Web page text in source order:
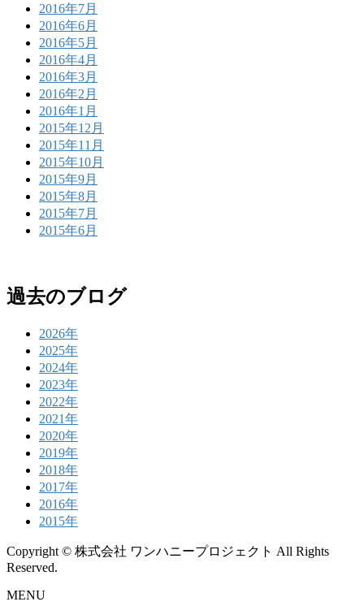
2016年7月
2016年6月
2016年5月
2016年4月
2016年3月
2016年2月
2016年1月
2015年12月
2015年11月
2015年10月
2015年9月
2015年8月
2015年7月
2015年6月
過去のブログ
2026年
2025年
2024年
2023年
2022年
2021年
2020年
2019年
2018年
2017年
2016年
2015年
Copyright © 株式会社 ワンハニープロジェクト All Rights
Reserved.
MENU